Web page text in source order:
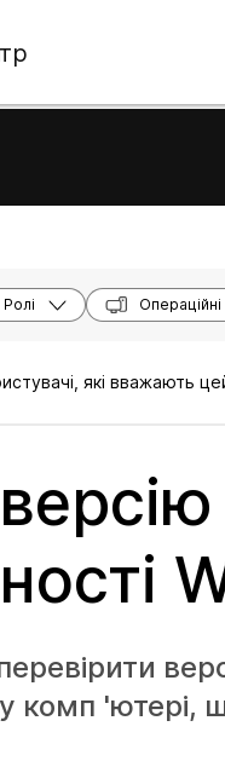
Ролі
які вважають
'ютері,